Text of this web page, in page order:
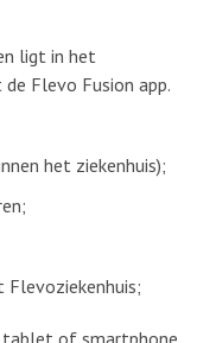
ligt in het
Flevo Fusion app.
het ziekenhuis);
tablet of smartphone